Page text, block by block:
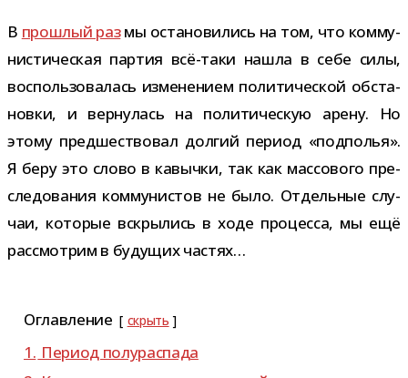
В про­шлый размы оста­но­ви­лись на том, что ком­му­
ни­сти­че­ская пар­тия всё-​таки нашла в себе силы,
вос­поль­зо­ва­лась изме­не­нием поли­ти­че­ской обста­
новки, и вер­ну­лась на поли­ти­че­скую арену. Но
этому пред­ше­ство­вал дол­гий период «под­по­лья».
Я беру это слово в кавычки, так как мас­со­вого пре­
сле­до­ва­ния ком­му­ни­стов не было. Отдельные слу­
чаи, кото­рые вскры­лись в ходе про­цесса, мы ещё
рас­смот­рим в буду­щих частях…
Оглавление скрыть
1. Период полу­рас­пада